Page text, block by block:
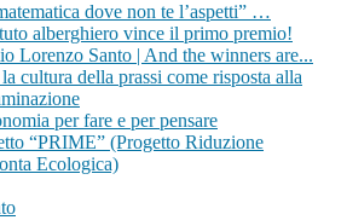
dove non te l’aspetti” …
alberghiero vince il primo premio!
Lorenzo Santo | And the winners are...
cultura della prassi come risposta alla
per fare e per pensare
“PRIME” (Progetto Riduzione
Ecologica)